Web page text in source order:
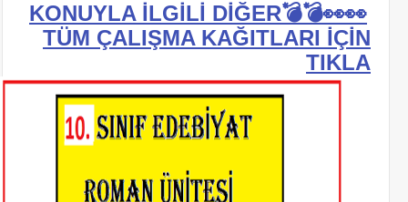
👀👀💣💣KONUYLA İLGİLİ D
İĞER
TÜM ÇALIŞMA KAĞITLARI İÇİN
TIKLA